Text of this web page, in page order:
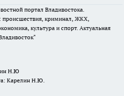
портал Владивостока.
происшествия, криминал, ЖКХ,
культура и спорт. Актуальная
Н.Ю
Карелин Н.Ю.